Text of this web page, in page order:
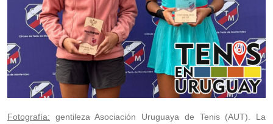
Fotografía: gentileza Asociación Uruguaya de Tenis (AUT). La